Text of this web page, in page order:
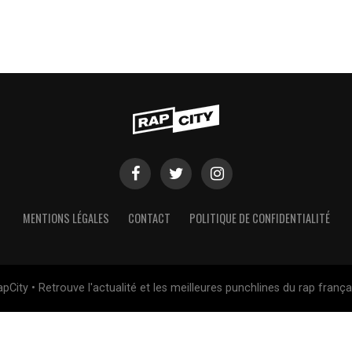
MENTIONS LÉGALES CONTACT POLITIQUE DE CONFIDENTIALITÉ
• Retrouve l'actualité et les meilleures punchlines du rap